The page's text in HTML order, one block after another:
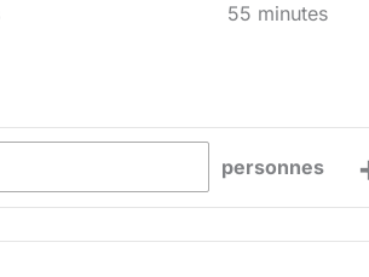
55 minutes
personnes